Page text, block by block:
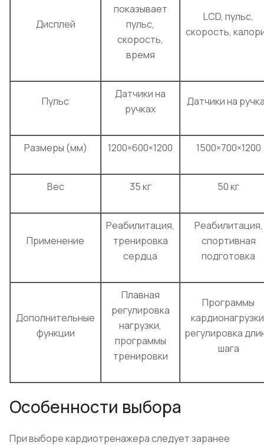
Дисплей
показывает
пульс,
скорость,
время
LCD, пульс,
скорость,
Пульс
Датчики на
ручках
Датчики на
Размеры (мм) 1200×600×1200 1500×700×1200
Вес 35 кг 50 кг
Применение
Реабилитация,
тренировка
сердца
Реабилитация,
спортивная
подготовка
Дополнительные
функции
Плавная
регулировка
нагрузки,
программы
тренировки
Программы
регулировка
шага
Особенности выбора
При выборе кардиотренажера следует заранее